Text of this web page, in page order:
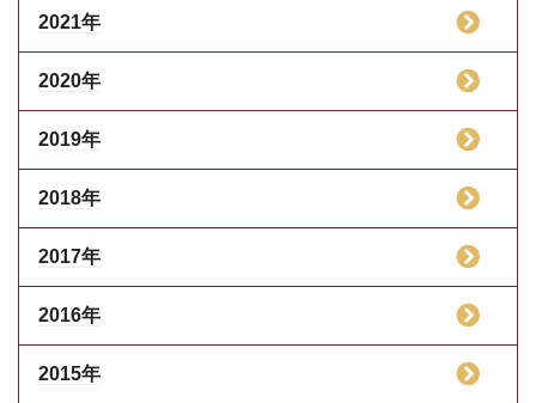
2021年
2020年
2019年
2018年
2017年
2016年
2015年